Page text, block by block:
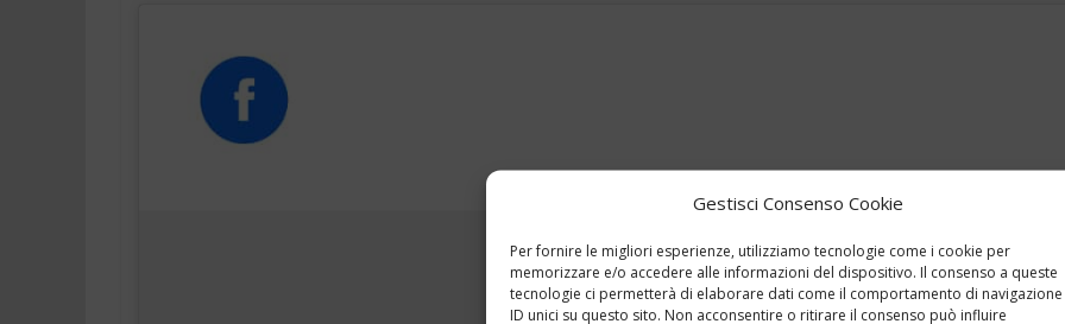
Gestisci Consenso Cookie
Per fornire le migliori esperienze, utilizziamo tecnologie come i cookie per
memorizzare e/o accedere alle informazioni del dispositivo. Il consenso a queste
tecnologie ci permetterà di elaborare dati come il comportamento di
ID unici su questo sito. Non acconsentire o ritirare il consenso può influire